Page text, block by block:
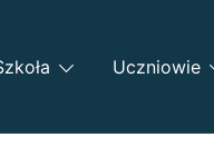
Uczniowie